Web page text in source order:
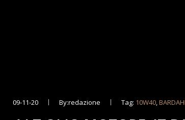
09-11-20 By:redazione Tag: 10W40,